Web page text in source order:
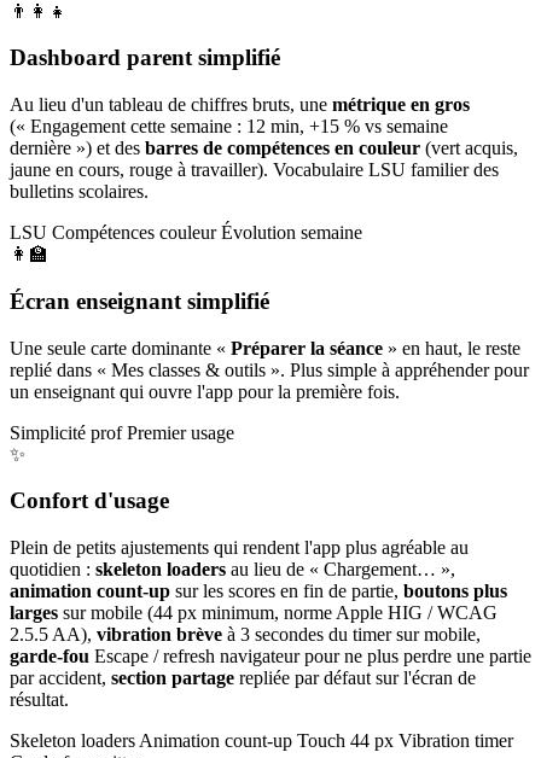
👨‍👩‍👧
Dashboard parent simplifié
Au lieu d'un tableau de chiffres bruts, une métrique en gros
(« Engagement cette semaine : 12 min, +15 % vs semaine
dernière ») et des barres de compétences en couleur (vert acquis,
jaune en cours, rouge à travailler). Vocabulaire LSU familier des
bulletins scolaires.
LSU Compétences couleur Évolution semaine
👩‍🏫
Écran enseignant simplifié
Une seule carte dominante « Préparer la séance » en haut, le reste
replié dans « Mes classes & outils ». Plus simple à appréhender pour
un enseignant qui ouvre l'app pour la première fois.
Simplicité prof Premier usage
✨
Confort d'usage
Plein de petits ajustements qui rendent l'app plus agréable au
quotidien : skeleton loaders au lieu de « Chargement… »,
animation count-up sur les scores en fin de partie, boutons plus
larges sur mobile (44 px minimum, norme Apple HIG / WCAG
2.5.5 AA), vibration brève à 3 secondes du timer sur mobile,
garde-fou Escape / refresh navigateur pour ne plus perdre une partie
par accident, section partage repliée par défaut sur l'écran de
résultat.
Skeleton loaders Animation count-up Touch 44 px Vibration timer